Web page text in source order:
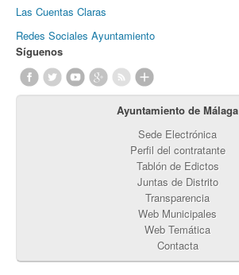
Las Cuentas Claras
Redes Sociales Ayuntamiento
Síguenos
Ayuntamiento de Málaga
Sede Electrónica
Perfil del contratante
Tablón de Edictos
Juntas de Distrito
Transparencia
Web Municipales
Web Temática
Contacta